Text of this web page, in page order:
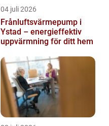
04 juli 2026
Frånluftsvärmepump i
Ystad – energieffektiv
uppvärmning för ditt hem